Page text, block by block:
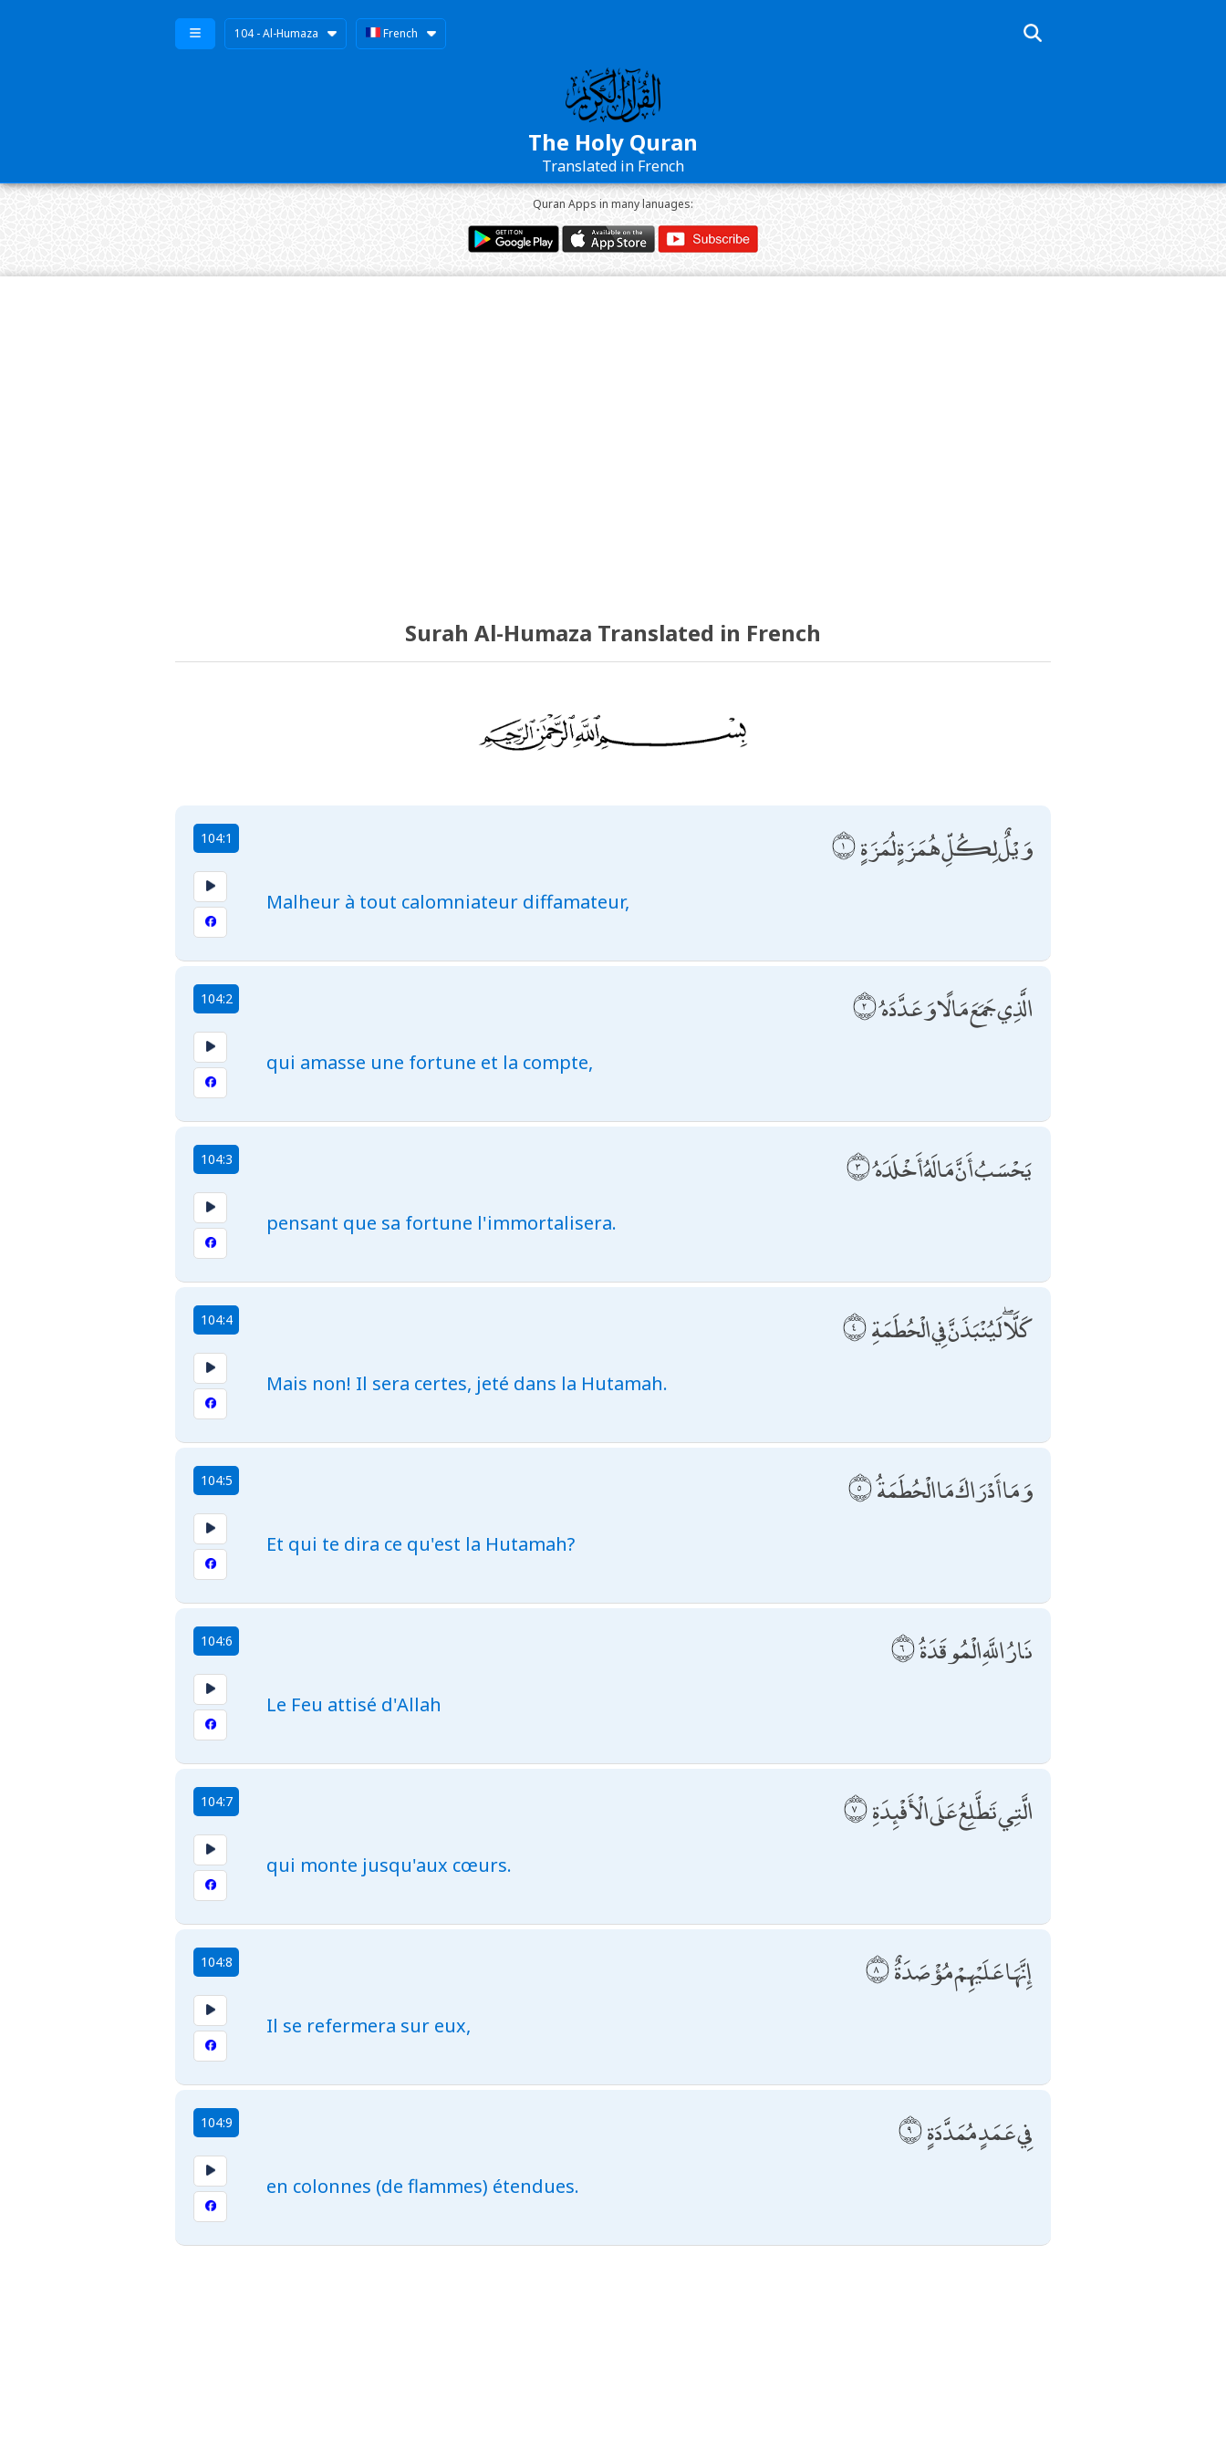
104 - Al-Humaza French
The Holy Quran
Translated in French
Quran Apps in many lanuages:
Surah Al-Humaza Translated in French
104:1 وَيْلٌ لِكُلِّ هُمَزَةٍ لُمَزَةٍ
Malheur à tout calomniateur diffamateur,
104:2 الَّذِي جَمَعَ مَالًا وَعَدَّدَهُ
qui amasse une fortune et la compte,
104:3 يَحْسَبُ أَنَّ مَالَهُ أَخْلَدَهُ
pensant que sa fortune l'immortalisera.
104:4 كَلَّا ۖ لَيُنْبَذَنَّ فِي الْحُطَمَةِ
Mais non! Il sera certes, jeté dans la Hutamah.
104:5 وَمَا أَدْرَاكَ مَا الْحُطَمَةُ
Et qui te dira ce qu'est la Hutamah?
104:6 نَارُ اللَّهِ الْمُوقَدَةُ
Le Feu attisé d'Allah
104:7 الَّتِي تَطَّلِعُ عَلَى الْأَفْئِدَةِ
qui monte jusqu'aux cœurs.
104:8 إِنَّهَا عَلَيْهِمْ مُؤْصَدَةٌ
Il se refermera sur eux,
104:9 فِي عَمَدٍ مُمَدَّدَةٍ
en colonnes (de flammes) étendues.